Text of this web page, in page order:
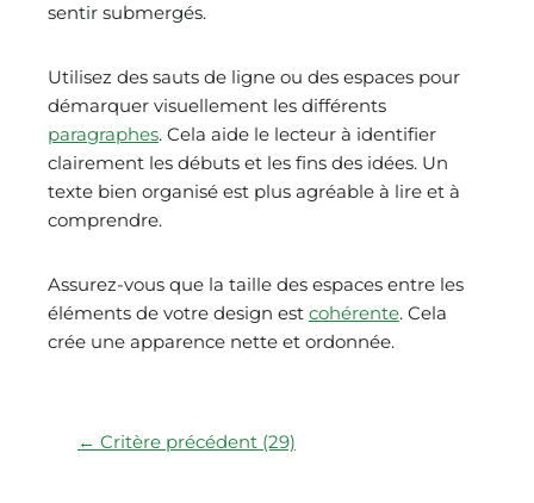
sentir submergés.
Utilisez des sauts de ligne ou des espaces pour
démarquer visuellement les différents
paragraphes. Cela aide le lecteur à identifier
clairement les débuts et les fins des idées. Un
texte bien organisé est plus agréable à lire et à
comprendre.
Assurez-vous que la taille des espaces entre les
éléments de votre design est cohérente. Cela
crée une apparence nette et ordonnée.
← Critère précédent (29)